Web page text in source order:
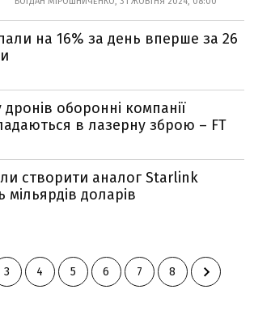
на 16% за день вперше за 26
оборонні компанії
в лазерну зброю – FT
створити аналог Starlink
мільярдів доларів
3 4 5 6 7 8